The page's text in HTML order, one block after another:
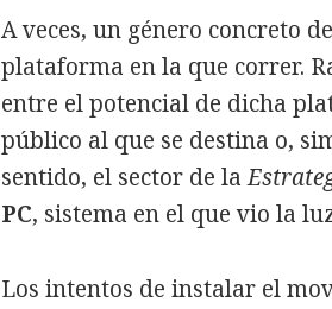
A veces, un género concreto
plataforma en la que correr.
entre el potencial de dicha
público al que se destina o,
sentido, el sector de la
PC, sistema en el que vio la
Los intentos de instalar el